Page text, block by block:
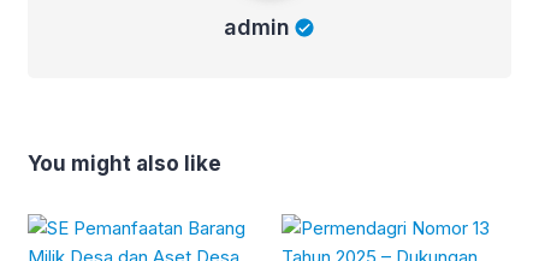
admin
You might also like